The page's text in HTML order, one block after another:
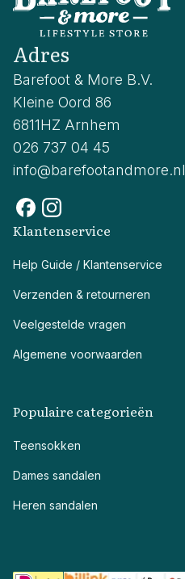
Adres
Barefoot & More B.V.
Kleine Oord 86
6811HZ Arnhem
026 737 04 45
info@barefootandmore.nl
Klantenservice
Help Guide / Klantenservice
Verzenden & retourneren
Veelgestelde vragen
Algemene voorwaarden
Populaire categorieën
Teensokken
Dames sandalen
Heren sandalen